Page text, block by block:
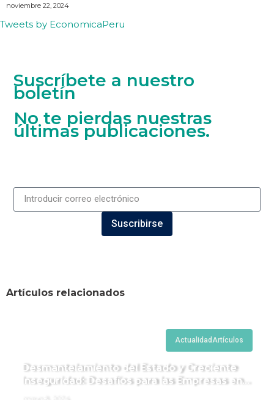
noviembre 22, 2024
Tweets by EconomicaPeru
Suscríbete a nuestro
boletín
No te pierdas nuestras
últimas publicaciones.
Suscribirse
Artículos relacionados
ActualidadArtículos
Desmantelamiento del Estado y Creciente
Inseguridad: Desafíos para las Empresas en